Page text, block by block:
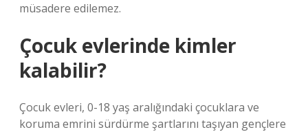
müsadere edilemez.
Çocuk evlerinde kimler
kalabilir?
Çocuk evleri, 0-18 yaş aralığındaki çocuklara ve
koruma emrini sürdürme şartlarını taşıyan gençlere